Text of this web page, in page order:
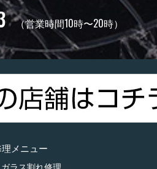
（営業時間10時〜20時）
理メニュー